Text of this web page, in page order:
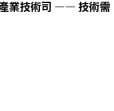
業技術司 ―― 技術需